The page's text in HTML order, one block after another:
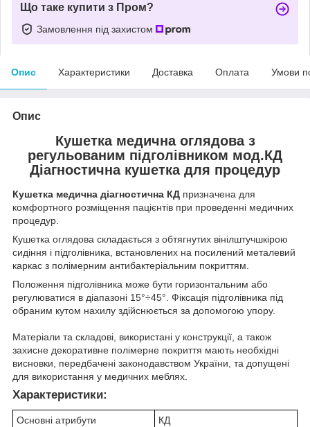
Що таке купити з Пром?
Замовлення під захистом
Опис Характеристики Доставка Оплата Умови
Опис
Кушетка медична оглядова з
регульованим підголівником мод.КД
Діагностична кушетка для процедур
Кушетка медична діагностична КД призначена для
комфортного розміщення пацієнтів при проведенні медичних
процедур.
Кушетка оглядова складається з обтягнутих вінілштучшкірою
сидіння і підголівника, встановлених на посилений металевий
каркас з полімерним антибактеріальним покриттям.
Положення підголівника може бути горизонтальним або
регулюватися в діапазоні 15°÷45°. Фіксація підголівника під
обраним кутом нахилу здійснюється за допомогою упору.
Матеріали та складові, використані у конструкції, а також
захисне декоративне полімерне покриття мають необхідні
висновки, передбачені законодавством України, та допущені
для використання у медичних меблях.
Характеристики:
Основні атрибути
КД